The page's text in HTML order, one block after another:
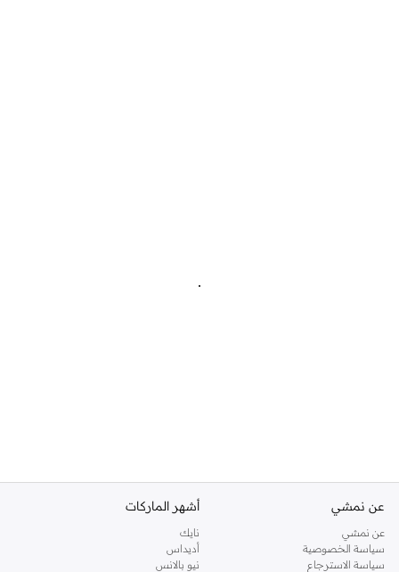
عن نمشي
عن نمشي
سياسة الخصوصية
سياسة الاسترجاع
أشهر الماركات
نايك
أديداس
نيو بالانس